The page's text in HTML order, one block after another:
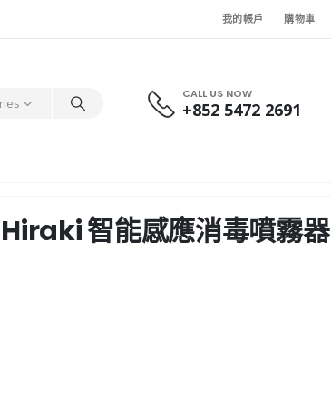
我的帳戶 購物車
CALL US NOW
+852 5472 2691
智能感應消毒噴霧器